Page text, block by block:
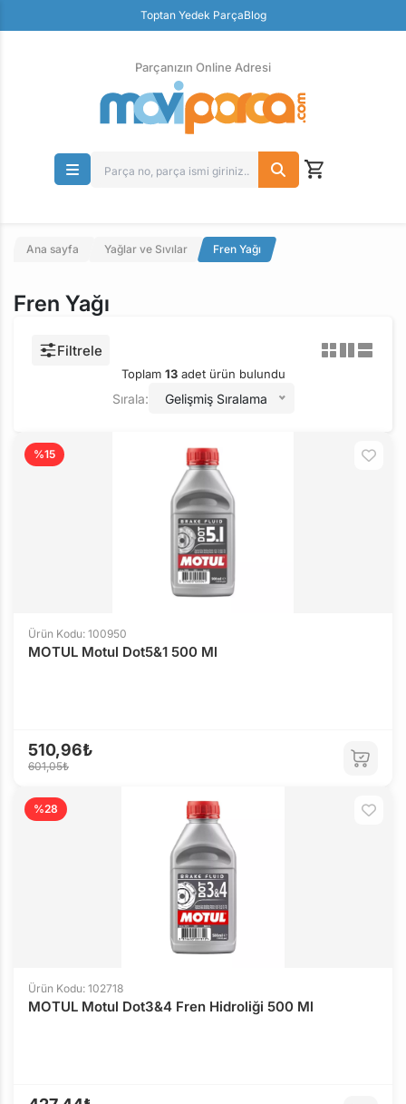
Toptan Yedek ParçaBlog
Parçanızın Online Adresi
100% Orjinal Ürün
Güvenli Ödeme
Parçanızın Online Adresi
Ana sayfa Yağlar ve Sıvılar Fren Yağı
Fren Yağı
Filtrele
Toplam 13adet ürün bulundu
Sırala: Gelişmiş Sıralama
%15
Ürün Kodu: 100950
MOTUL Motul Dot5&1 500 Ml
510,96₺
601,05₺
%28
Ürün Kodu: 102718
MOTUL Motul Dot3&4 Fren Hidroliği 500 Ml